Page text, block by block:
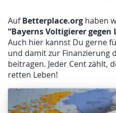
AufBetterplace.org haben
“Bayerns Voltigierer gegen
Auch hier kannst Du gerne
und damit zur Finanzierung
beitragen. Jeder Cent zählt,
retten Leben!